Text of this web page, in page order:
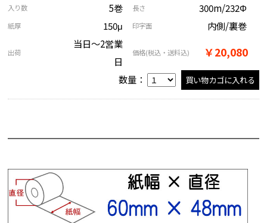
入り数 5巻 長さ 300m/232Φ
紙厚 150μ 印字面 内側/裏巻
出荷
当日～2営業
日
価格(税込・送料込) ￥20,080
数量：